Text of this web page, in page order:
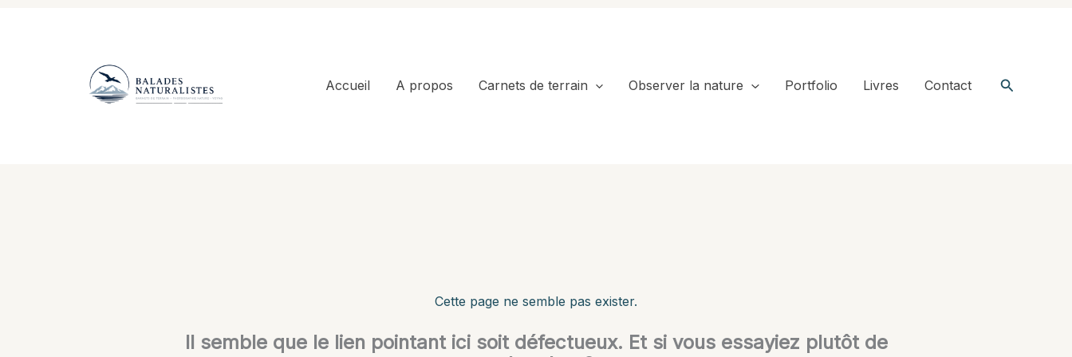
Accueil
A propos Carnets de terrain Observer la nature Portfolio Livres Contact
Cette page ne semble pas exister.
Il semble que le lien pointant ici soit défectueux. Et si vous essayiez plutôt de